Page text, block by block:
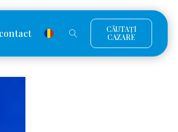
CĂUTAȚI
CAZARE